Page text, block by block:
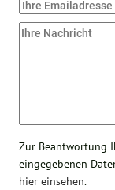
Zur Beantwortung
eingegebenen
hier einsehen.